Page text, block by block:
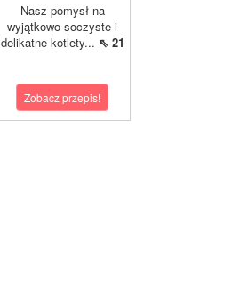
Nasz pomysł na
wyjątkowo soczyste i
delikatne kotlety... ⇖ 21
Zobacz przepis!